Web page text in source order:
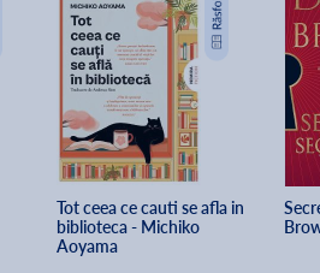
Tot ceea ce cauti se afla in
biblioteca - Michiko
Aoyama